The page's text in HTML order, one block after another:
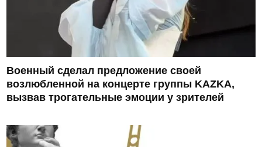
Военный сделал предложение своей
возлюбленной на концерте группы KAZKA,
вызвав трогательные эмоции у зрителей